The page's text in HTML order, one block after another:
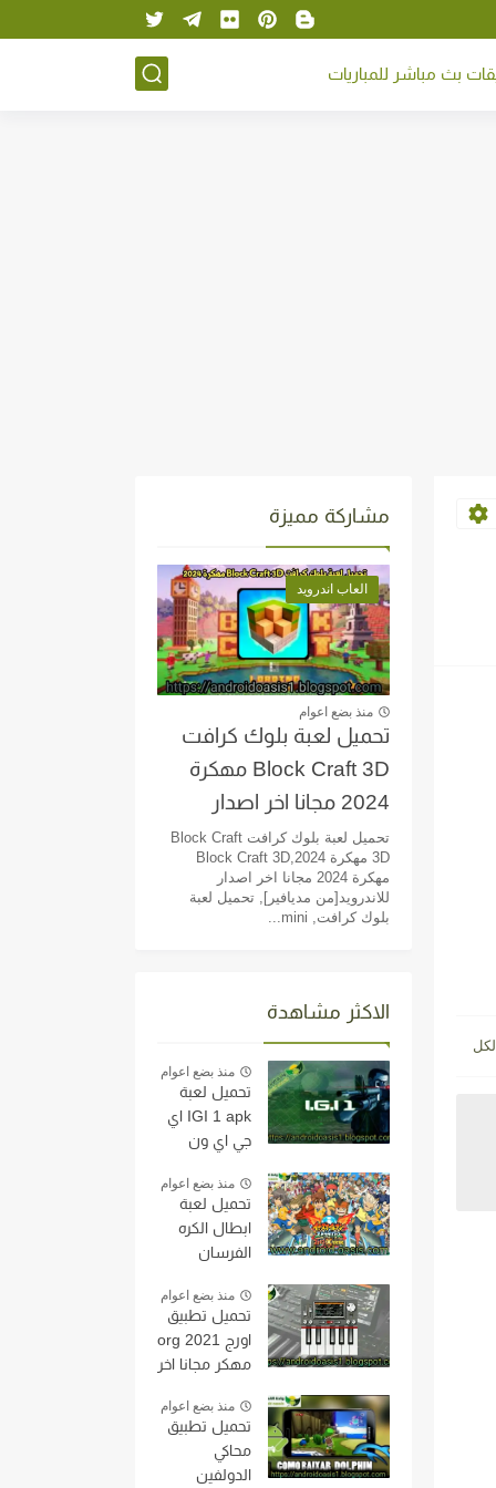
بث مباشر للمباريات
مشاركة مميزة
العاب اندرويد
منذ بضع اعوام
تحميل لعبة بلوك كرافت
Block Craft 3D مهكرة
2024 مجانا اخر اصدار
للاندرويد[من مديافير]تحميل لعبة بلوك كرافت Block Craft
3D مهكرة 2024,Block Craft 3D
مهكرة 2024 مجانا اخر اصدار
للاندرويد[من مديافير], تحميل لعبة
بلوك كرافت, mini...
الاكثر مشاهدة
منذ بضع اعوام
تحميل لعبة
IGI 1 apk اي
جي اي ون
للاندرويد
النسخه الاصليه
من مديافير
بحجم خفيف
جدا.
منذ بضع اعوام
تحميل لعبة
ابطال الكره
الفرسان
Eleven على
محاكي
الدولفين
النسخه الاصليه
مجاناً اخر اصدار
للاندرويد
منذ بضع اعوام
تحميل تطبيق
اورج org 2021
مهكر مجانا اخر
للاندرويد
منذ بضع اعوام
تحميل تطبيق
محاكي
الدولفين